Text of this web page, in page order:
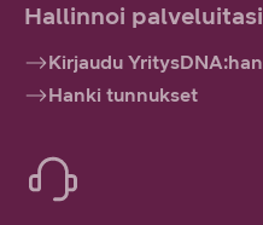
Hallinnoi palveluitasi
Kirjaudu YritysDNA:han
Hanki tunnukset